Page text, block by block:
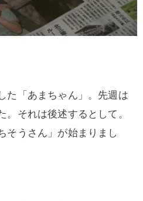
た「あまちゃん」。先週は
それは後述するとして。
そうさん」が始まりまし